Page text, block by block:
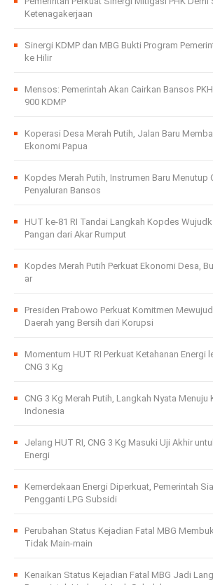
Ketenagakerjaan
Sinergi KDMP dan MBG Bukti Program
ke Hilir
Mensos: Pemerintah Akan Cairkan Bansos
900 KDMP
Koperasi Desa Merah Putih, Jalan Baru
Ekonomi Papua
Kopdes Merah Putih, Instrumen Baru Menutup
Penyaluran Bansos
HUT ke-81 RI Tandai Langkah Kopdes
Pangan dari Akar Rumput
Kopdes Merah Putih Perkuat Ekonomi Desa,
ar
Presiden Prabowo Perkuat Komitmen
Daerah yang Bersih dari Korupsi
Momentum HUT RI Perkuat Ketahanan Energi
CNG 3 Kg
CNG 3 Kg Merah Putih, Langkah Nyata Menuju
Indonesia
Jelang HUT RI, CNG 3 Kg Masuki Uji Akhir
Energi
Kemerdekaan Energi Diperkuat, Pemerintah
Pengganti LPG Subsidi
Perubahan Status Kejadian Fatal MBG
Tidak Main-main
Kenaikan Status Kejadian Fatal MBG Jadi